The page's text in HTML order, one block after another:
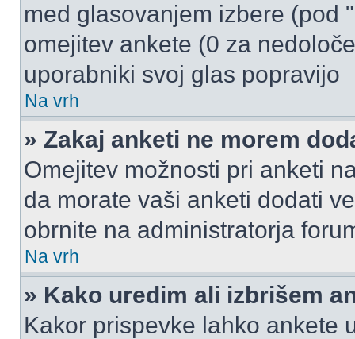
med glasovanjem izbere (pod
omejitev ankete (0 za
uporabniki svoj glas popravijo
Na vrh
» Zakaj anketi ne morem
Omejitev možnosti pri anketi
da morate vaši anketi dodati
obrnite na administratorja
Na vrh
» Kako uredim ali izbrišem
Kakor prispevke lahko ankete